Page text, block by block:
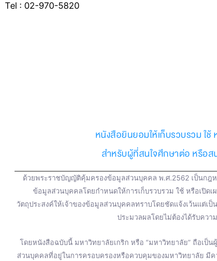
Tel : 02-970-5820
o
o
k
b
e
a
g
r
a
m
t
e
r
o
k
หนังสือยินยอมให้เก็บรวบรวม ใ
สำหรับผู้ที่สนใจศึกษาต่อ หรือ
ด้วยพระราชบัญญัติคุ้มครองข้อมูลส่วนบุคคล พ.ศ.2562 เป็นกฎ
ข้อมูลส่วนบุคคลโดยกำหนดให้การเก็บรวบรวม ใช้ หรือเปิ
วัตถุประสงค์ให้เจ้าของข้อมูลส่วนบุคคลทราบโดยชัดแจ้งเว้นแต่
ประมวลผลโดยไม่ต้องได้รับคว
โดยหนังสือฉบับนี้ มหาวิทยาลัยเกริก หรือ “มหาวิทยาลัย” ถือเ
ส่วนบุคคลที่อยู่ในการครอบครองหรือควบคุมของมหาวิทยาลัย มี